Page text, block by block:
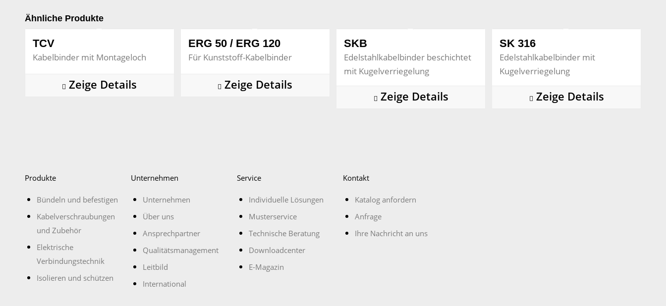
Ähnliche Produkte
TCV
Kabelbinder mit Montageloch
Zeige Details
ERG 50 / ERG 120
Für Kunststoff-Kabelbinder
Zeige Details
SKB
Edelstahlkabelbinder beschichtet
mit Kugelverriegelung
Zeige Details
SK 316
Edelstahlkabelbinder mit
Kugelverriegelung
Zeige Details
Produkte
Bündeln und befestigen
Kabelverschraubungen
und Zubehör
Elektrische
Verbindungstechnik
Isolieren und schützen
Unternehmen
Unternehmen
Über uns
Ansprechpartner
Qualitätsmanagement
Leitbild
International
Service
Individuelle Lösungen
Musterservice
Technische Beratung
Downloadcenter
E-Magazin
Kontakt
Katalog anfordern
Anfrage
Ihre Nachricht an uns